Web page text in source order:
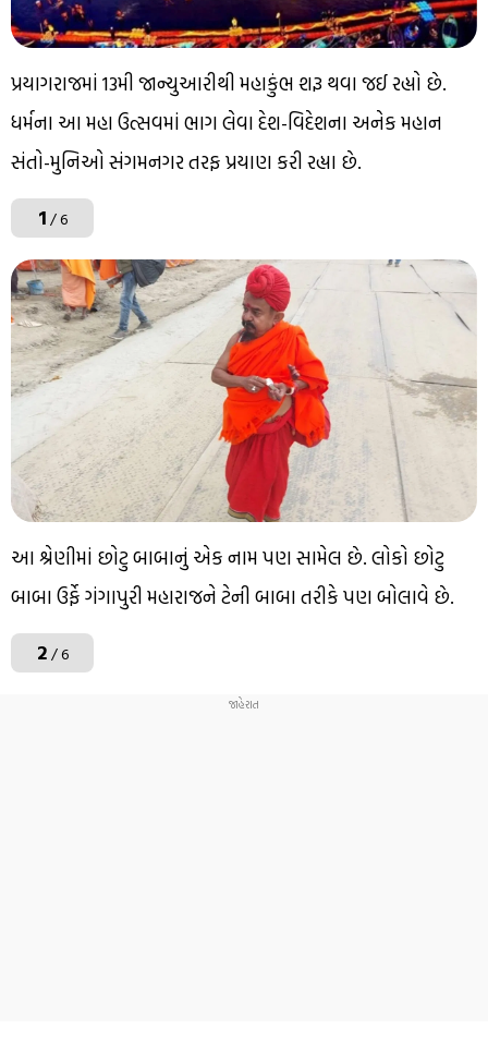
પ્રયાગરાજમાં 13મી જાન્યુઆરીથી મહાકુંભ શરૂ થવા જઈ રહ્યો છે.
ધર્મના આ મહા ઉત્સવમાં ભાગ લેવા દેશ-વિદેશના અનેક મહાન
સંતો-મુનિઓ સંગમનગર તરફ પ્રયાણ કરી રહ્યા છે.
1/ 6
આ શ્રેણીમાં છોટુ બાબાનું એક નામ પણ સામેલ છે. લોકો છોટુ
બાબા ઉર્ફે ગંગાપુરી મહારાજને ટેની બાબા તરીકે પણ બોલાવે છે.
2/ 6